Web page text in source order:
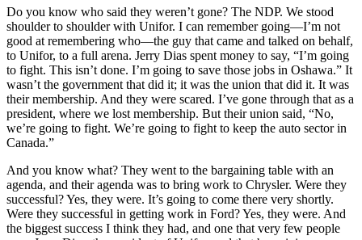
Do you know who said they weren’t gone? The NDP. We stood
shoulder to shoulder with Unifor. I can remember going—I’m not
good at remembering who—the guy that came and talked on behalf,
to Unifor, to a full arena. Jerry Dias spent money to say, “I’m going
to fight. This isn’t done. I’m going to save those jobs in Oshawa.” It
wasn’t the government that did it; it was the union that did it. It was
their membership. And they were scared. I’ve gone through that as a
president, where we lost membership. But their union said, “No,
we’re going to fight. We’re going to fight to keep the auto sector in
Canada.”
And you know what? They went to the bargaining table with an
agenda, and their agenda was to bring work to Chrysler. Were they
successful? Yes, they were. It’s going to come there very shortly.
Were they successful in getting work in Ford? Yes, they were. And
the biggest success I think they had, and one that very few people